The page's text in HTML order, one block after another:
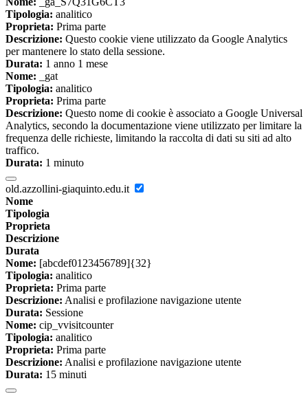
Tipologia: analitico
Proprieta: Prima parte
Descrizione: Questo cookie viene utilizzato da Google Analytics
per mantenere lo stato della sessione.
Durata: 1 anno 1 mese
Nome: _gat
Tipologia: analitico
Proprieta: Prima parte
Descrizione: Questo nome di cookie è associato a Google Universal
Analytics, secondo la documentazione viene utilizzato per limitare la
frequenza delle richieste, limitando la raccolta di dati su siti ad alto
traffico.
Durata: 1 minuto
old.azzollini-giaquinto.edu.it
Nome
Tipologia
Proprieta
Descrizione
Durata
Nome: [abcdef0123456789]{32}
Tipologia: analitico
Proprieta: Prima parte
Descrizione: Analisi e profilazione navigazione utente
Durata: Sessione
Nome: cip_vvisitcounter
Tipologia: analitico
Proprieta: Prima parte
Descrizione: Analisi e profilazione navigazione utente
Durata: 15 minuti